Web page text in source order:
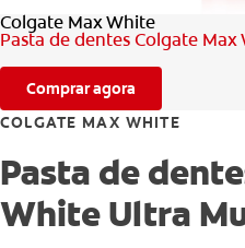
Colgate Max White
Pasta de dentes Colgate
Comprar agora
COLGATE MAX WHITE
Pasta de
White Ultra